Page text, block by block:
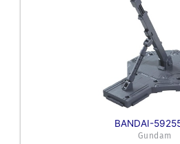
BANDAI-
Gundam